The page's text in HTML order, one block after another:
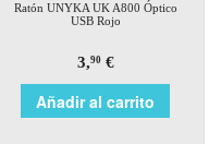
Ratón UNYKA UK A800 Óptico
USB Rojo
3,90€
Añadir al carrito